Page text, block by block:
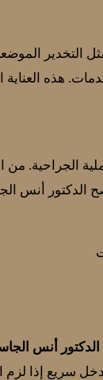
التخدير
هذه
الجراحية.
الدكتور أنس
الدكتور أنس
سريع إذا لزم